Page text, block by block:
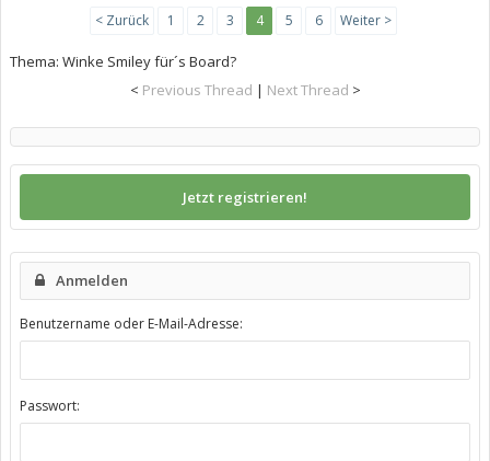
< Zurück 1 2 3 4 5 6 Weiter >
Thema: Winke Smiley für´s Board?
< Previous Thread | Next Thread >
Jetzt registrieren!
Anmelden
Benutzername oder E-Mail-Adresse:
Passwort: